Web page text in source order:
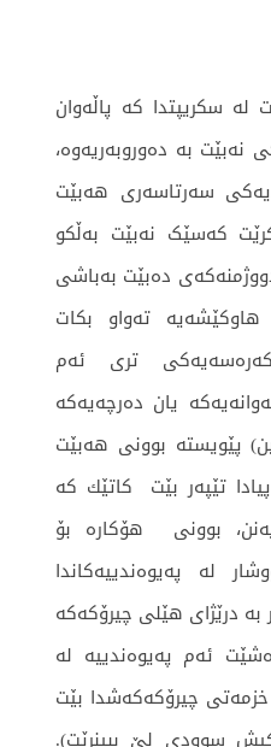
له‌ سكریپتدا كه‌ پاڵه‌وان
نه‌بێت به‌ ده‌وروبه‌ریه‌وه‌،
سه‌رتاسه‌ری هه‌بێت
کەسێک نەبێت بەڵکو
دەبێت به‌باشی
‌ته‌واو بكات
تری ئه‌م
یان دەرچەیە‌كە
پێویستە بوونی هەبێت
تێپه‌ر بێت كاتێك کە
بوونی هۆکارە بۆ
لە پەیوەندییەکاندا
بە درێژای هێلی چیرۆکەکە
ئەم پەیوەندییە لە
خزمەتی چیرۆکەکەشدا بێت
سوودی لێ ببینرێت).‌